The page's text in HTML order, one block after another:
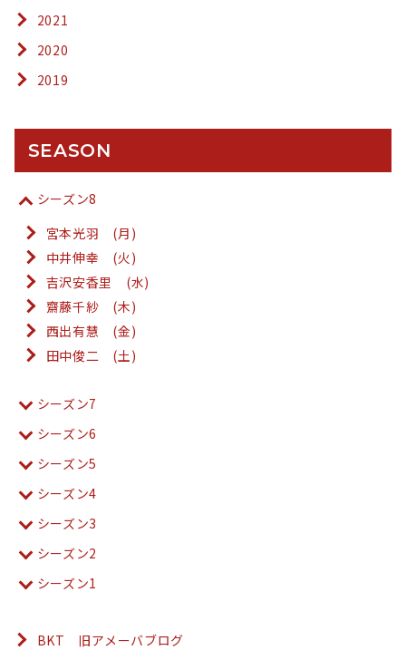
2021
2020
2019
SEASON
シーズン8
宮本光羽 (月)
中井伸幸 (火)
吉沢安香里 (水)
齋藤千紗 (木)
西出有慧 (金)
田中俊二 (土)
シーズン7
シーズン6
シーズン5
シーズン4
シーズン3
シーズン2
シーズン1
BKT 旧アメーバブログ